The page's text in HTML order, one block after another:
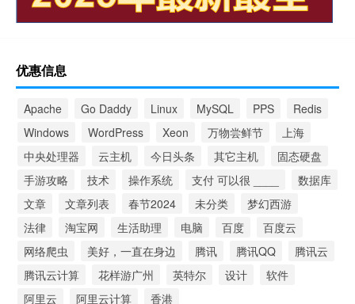
优惠信息
Apache Go Daddy Linux MySQL PPS
Redis
Windows
WordPress Xeon 万物尝鲜节
上海
中央处理器
云主机 今日头条 其它主机
固态硬盘
手游攻略
技术 操作系统 支付 可以很 ____
数据库
文章
文章列表 春节2024 未分类
梦幻西游
法律
淘宝网 生活助理 电脑 百度
百度云
网络爬虫
美好，一直在身边 腾讯 腾讯QQ
腾讯云
腾讯云计算
花样游广州 英特尔 设计
软件
阿里云
阿里云计算 香港